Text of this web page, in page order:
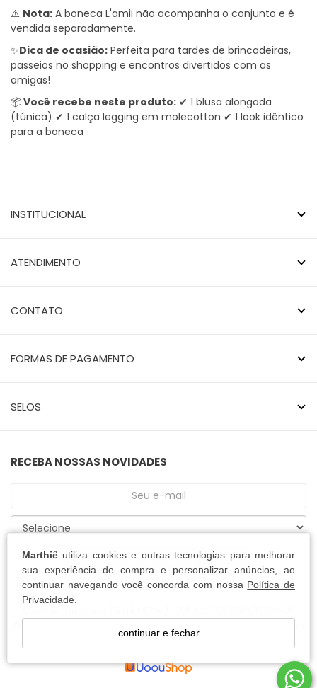
Marthiê utiliza cookies e outras tecnologias para melhorar
sua experiência de compra e personalizar anúncios, ao
continuar navegando você concorda com nossa Política de
Privacidade
continuar e fechar
⚠️ Nota: A boneca L'amii não acompanha o conjunto e é
vendida separadamente.
✨Dica de ocasião: Perfeita para tardes de brincadeiras,
passeios no shopping e encontros divertidos com as
amigas!
📦Você recebe neste produto: ✔ 1 blusa alongada
(túnica) ✔ 1 calça legging em molecotton ✔ 1 look idêntico
para a boneca
INSTITUCIONAL
ATENDIMENTO
CONTATO
FORMAS DE PAGAMENTO
SELOS
RECEBA NOSSAS NOVIDADES
CADASTRE-SE
Endereço: Rua Heinrich August Lessmann, 451 - Centenário
- Jaraguá do Sul/SC - CEP 89.256-600